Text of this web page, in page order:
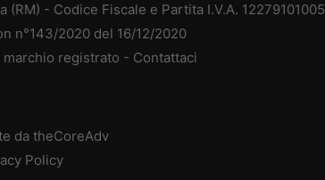
- Codice Fiscale e Partita I.V.A. 12279101005
n°143/2020 del 16/12/2020
registrato - Contattaci
da theCoreAdv
Policy